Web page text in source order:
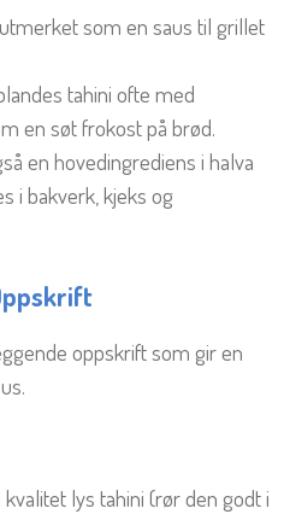
som en saus til grillet
tahini ofte med
en søt frokost på brød.
en hovedingrediens i halva
i bakverk, kjeks og
oppskrift som gir en
lys tahini (rør den godt i